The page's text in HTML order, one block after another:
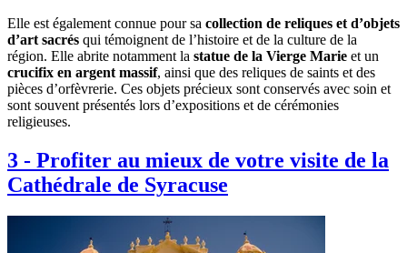
Elle est également connue pour sa collection de reliques et d’objets
d’art sacrés qui témoignent de l’histoire et de la culture de la
région. Elle abrite notamment la statue de la Vierge Marie et un
crucifix en argent massif, ainsi que des reliques de saints et des
pièces d’orfèvrerie. Ces objets précieux sont conservés avec soin et
sont souvent présentés lors d’expositions et de cérémonies
religieuses.
3 - Profiter au mieux de votre visite de la
Cathédrale de Syracuse